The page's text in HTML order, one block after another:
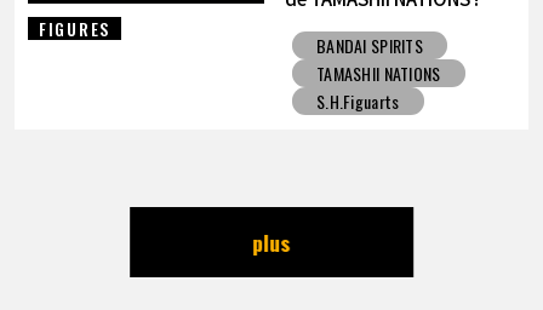
FIGURES
BANDAI SPIRITS
TAMASHII NATIONS
S.H.Figuarts
plus